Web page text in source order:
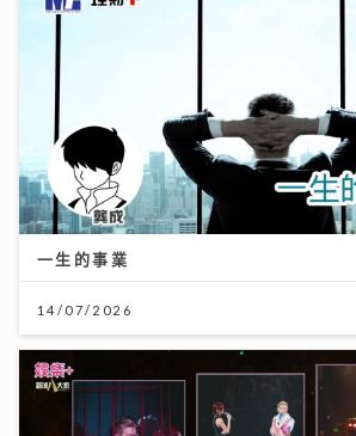
一生的事業
14/07/2026